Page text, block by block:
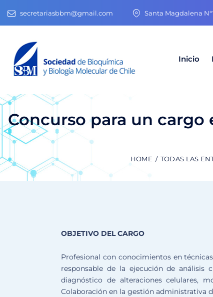
secretariasbbm@gmail.com Santa Magdalena
Inicio
Concurso para un
HOME TODAS LAS
OBJETIVO DEL CARGO
Profesional con conocimientos en
responsable de la ejecución de análisis
diagnóstico de alteraciones celulares,
Colaboración en la gestión administrativa